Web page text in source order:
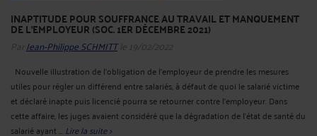
INAPTITUDE POUR SOUFFRANCE AU TRAVAIL ET MANQUEMENT
DE L'EMPLOYEUR (SOC. 1ER DÉCEMBRE 2021)
Par Jean-Philippe SCHMITTle 19/02/2022
Nouvelle illustration de l’obligation de l’employeur de prendre les mesures
utiles pour régler un différend entre salariés, à défaut de quoi le salarié victime
et déclaré inapte puis licencié pourra se retourner contre l’employeur. Dans
cette affaire, les juges avaient considéré que la dégradation de l'état de santé du
salarié ayant ... Lire la suite >